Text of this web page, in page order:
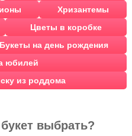
Хризантемы
Цветы в коробке
Букеты на день рождения
юбилей
из роддома
выбрать?